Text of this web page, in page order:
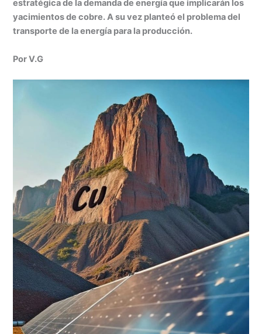
A
p
dI
n
b
o
e
n
ar
tir
estratégica de la demanda de energía que implicarán los
yacimientos de cobre. A su vez planteó el problema del
transporte de la energía para la producción.
Por V.G